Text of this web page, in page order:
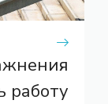
работу